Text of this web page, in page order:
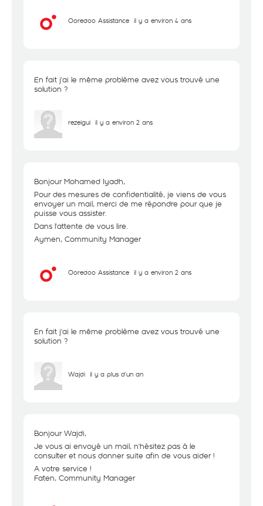
Ooredoo Assistance il y a environ 4 ans
En fait j'ai le même problème avez vous trouvé une
solution ?
rezeigui il y a environ 2 ans
Bonjour Mohamed Iyadh,
Pour des mesures de confidentialité, je viens de vous
envoyer un mail, merci de me répondre pour que je
puisse vous assister.
Dans l'attente de vous lire.
Aymen, Community Manager
Ooredoo Assistance il y a environ 2 ans
En fait j'ai le même problème avez vous trouvé une
solution ?
Wajdi il y a plus d'un an
Bonjour Wajdi,
Je vous ai envoyé un mail, n'hésitez pas à le
consulter et nous donner suite afin de vous aider !
A votre service !
Faten, Community Manager